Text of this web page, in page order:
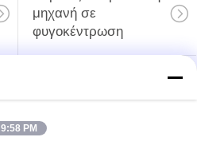
μηχανή σε
φυγοκέντρωση
υποβάλτε τη μηχανή
9:58 PM